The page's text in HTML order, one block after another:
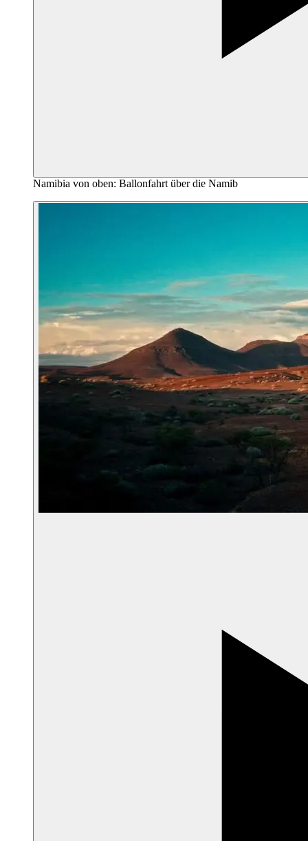
Namibia von oben: Ballonfahrt über die Namib